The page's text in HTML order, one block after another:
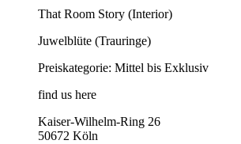
That Room Story (Interior)
Juwelblüte (Trauringe)
Preiskategorie: Mittel bis Exklusiv
find us here
Kaiser-Wilhelm-Ring 26
50672 Köln